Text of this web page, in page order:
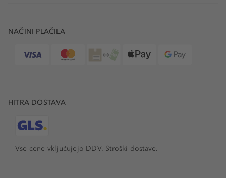
NAČINI PLAČILA
HITRA DOSTAVA
Vse cene vključujejo DDV. Stroški dostave.